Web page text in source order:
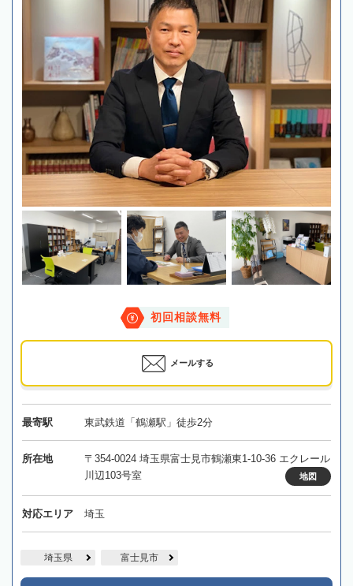
初回相談無料
メールする
最寄駅 東武鉄道「鶴瀬駅」徒歩2分
所在地
〒354-0024 埼玉県富士見市鶴瀬東1-10-36 エクレール
川辺103号室
地図
対応エリア 埼玉
埼玉県 富士見市